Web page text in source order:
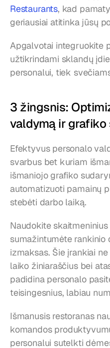
Restaurants, kad
geriausiai atitinka jūsų
Apgalvotai integruokite
užtikrindami sklandų
personalui, tiek
3 žingsnis:
valdymą ir grafiko
Efektyvus personalo
svarbus bet kuriam
išmaniojo grafiko
automatizuoti pamainų
stebėti darbo laiką.
Naudokite
sumažintumėte
izmaksas. Šie įrankiai
laiko žiniaraščius bei
padidina personalo
teisingesnius, labiau
Išmanusis restoranas
komandos
personalui sutelkti